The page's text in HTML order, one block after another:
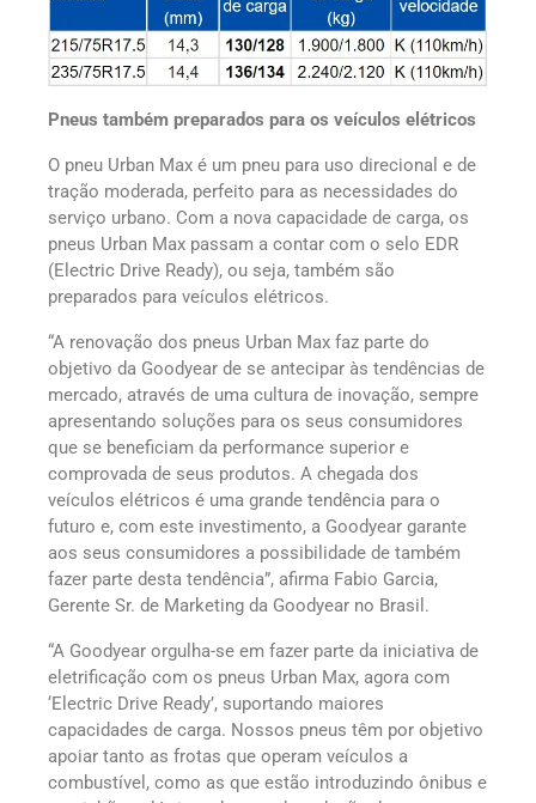
Pneus também preparados para os veículos elétricos
O pneu Urban Max é um pneu para uso direcional e de
tração moderada, perfeito para as necessidades do
serviço urbano. Com a nova capacidade de carga, os
pneus Urban Max passam a contar com o selo EDR
(Electric Drive Ready), ou seja, também são
preparados para veículos elétricos.
“A renovação dos pneus Urban Max faz parte do
objetivo da Goodyear de se antecipar às tendências de
mercado, através de uma cultura de inovação, sempre
apresentando soluções para os seus consumidores
que se beneficiam da performance superior e
comprovada de seus produtos. A chegada dos
veículos elétricos é uma grande tendência para o
futuro e, com este investimento, a Goodyear garante
aos seus consumidores a possibilidade de também
fazer parte desta tendência”, afirma Fabio Garcia,
Gerente Sr. de Marketing da Goodyear no Brasil.
“A Goodyear orgulha-se em fazer parte da iniciativa de
eletrificação com os pneus Urban Max, agora com
‘Electric Drive Ready’, suportando maiores
capacidades de carga. Nossos pneus têm por objetivo
apoiar tanto as frotas que operam veículos a
combustível, como as que estão introduzindo ônibus e